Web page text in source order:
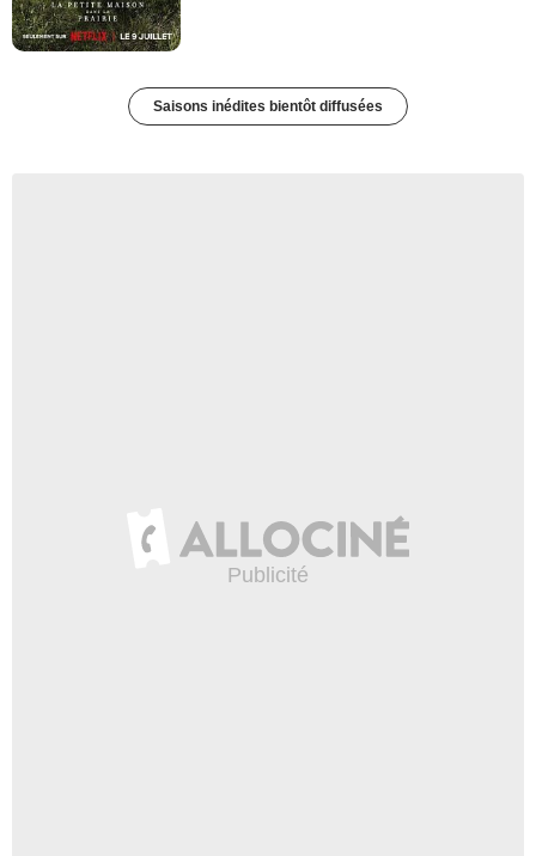
Saisons inédites bientôt diffusées